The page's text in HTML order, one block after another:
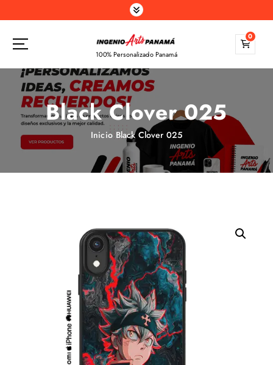
a
e
100% Personalizado Panamá
0
Black Clover 025
Inicio Black Clover 025